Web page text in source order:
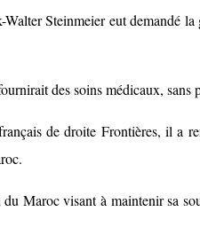
Steinmeier eut demandé
des soins médicaux, sans
de droite Frontières, il a
Maroc visant à maintenir sa